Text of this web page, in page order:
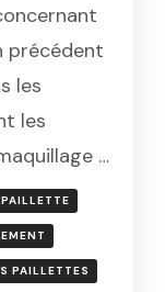
ANIMATIONS
TENDANCE
VOTRE
MARIAGE
2026
précédent
les
les
…
PAILLETTES